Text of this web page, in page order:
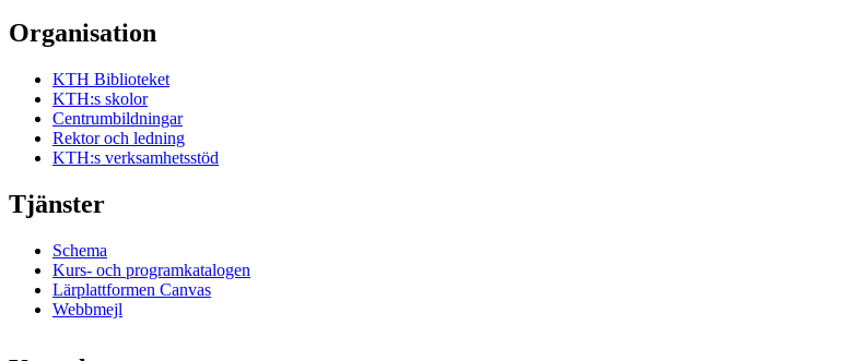
Organisation
KTH Biblioteket
KTH:s skolor
Centrumbildningar
Rektor och ledning
KTH:s verksamhetsstöd
Tjänster
Schema
Kurs- och programkatalogen
Lärplattformen Canvas
Webbmejl